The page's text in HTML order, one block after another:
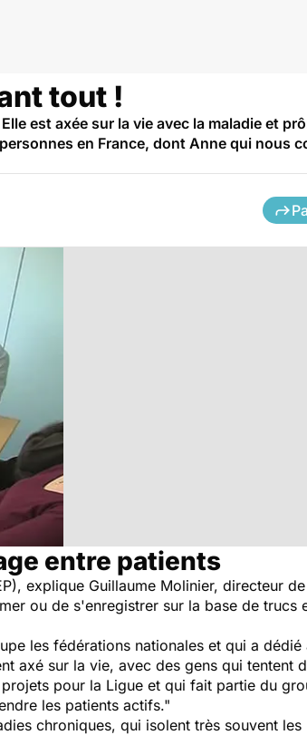
tout !
est axée sur la vie avec la maladie et
en France, dont Anne qui nous
entre patients
explique Guillaume Molinier, directeur
ou de s'enregistrer sur la base de trucs
les fédérations nationales et qui a dédié
axé sur la vie, avec des gens qui tentent
pour la Ligue et qui fait partie du
les patients actifs."
chroniques, qui isolent très souvent les